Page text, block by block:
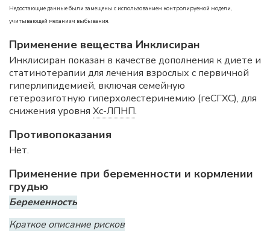
Недостающие данные были замещены с использованием контролируемой модели,
учитывающей механизм выбывания.
Применение вещества Инклисиран
Инклисиран показан в качестве дополнения к диете и
статинотерапии для лечения взрослых с первичной
гиперлипидемией, включая семейную
гетерозиготную гиперхолестеринемию (геСГХС), для
снижения уровня Хс-ЛПНП.
Противопоказания
Нет.
Применение при беременности и кормлении
грудью
Беременность
Краткое описание рисков